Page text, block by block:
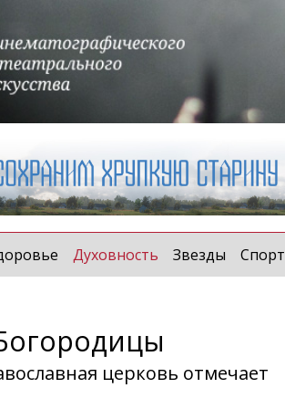
Духовность (current)
Звезды Спорт
церковь отмечает